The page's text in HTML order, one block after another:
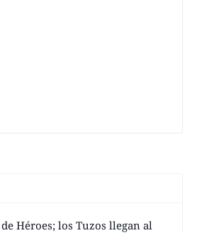
de Héroes; los Tuzos llegan al